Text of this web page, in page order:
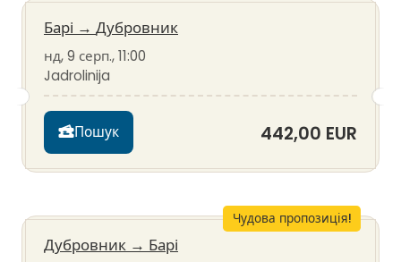
Барі → Дубровник
нд, 9 серп., 11:00
Jadrolinija
Пошук 442,00 EUR
Чудова пропозиція!
Дубровник → Барі